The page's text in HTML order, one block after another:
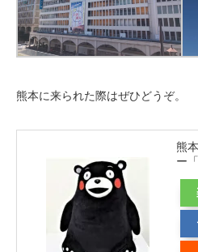
熊本に来られた際はぜひどうぞ。
熊
ー